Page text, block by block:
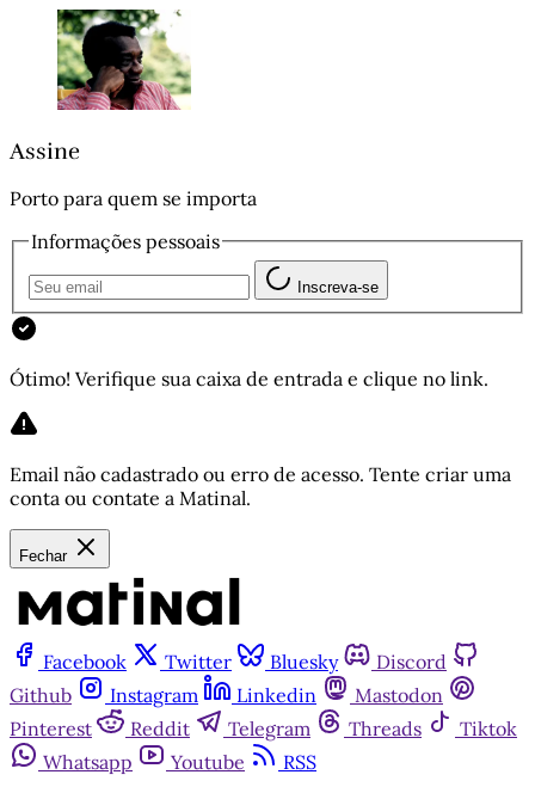
Assine
Porto para quem se importa
Informações pessoais
Inscreva-se
Ótimo! Verifique sua caixa de entrada e clique no link.
Email não cadastrado ou erro de acesso. Tente criar uma
conta ou contate a Matinal.
Fechar
Facebook Twitter Bluesky
Discord
Github
Instagram Linkedin
Mastodon
Pinterest
Reddit Telegram Threads
Tiktok
Whatsapp
Youtube
RSS